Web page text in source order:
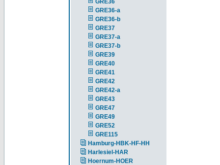
GRE36
GRE36-a
GRE36-b
GRE37
GRE37-a
GRE37-b
GRE39
GRE40
GRE41
GRE42
GRE42-a
GRE43
GRE47
GRE49
GRE52
GRE115
Hamburg-HBK-HF-HH
Harlesiel-HAR
Hoernum-HOER